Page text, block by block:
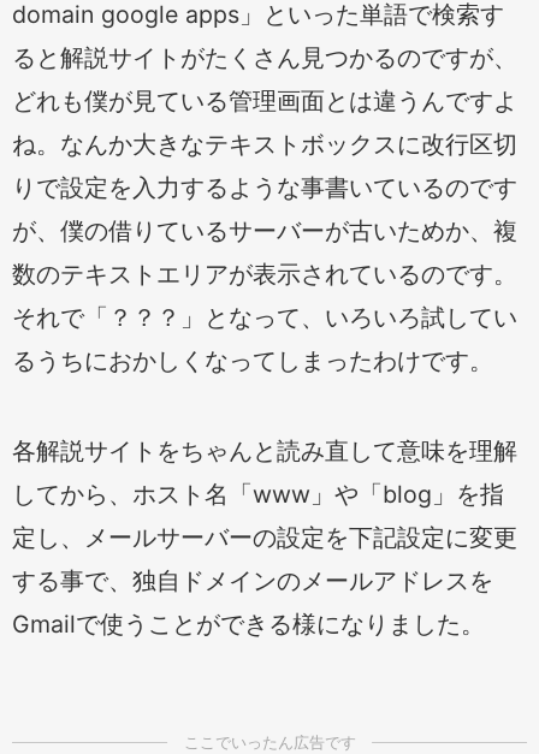
domain google apps」といった単語で検索す
ると解説サイトがたくさん見つかるのですが、
どれも僕が見ている管理画面とは違うんですよ
ね。なんか大きなテキストボックスに改行区切
りで設定を入力するような事書いているのです
が、僕の借りているサーバーが古いためか、複
数のテキストエリアが表示されているのです。
それで「？？？」となって、いろいろ試してい
るうちにおかしくなってしまったわけです。
各解説サイトをちゃんと読み直して意味を理解
してから、ホスト名「www」や「blog」を指
定し、メールサーバーの設定を下記設定に変更
する事で、独自ドメインのメールアドレスを
Gmailで使うことができる様になりました。